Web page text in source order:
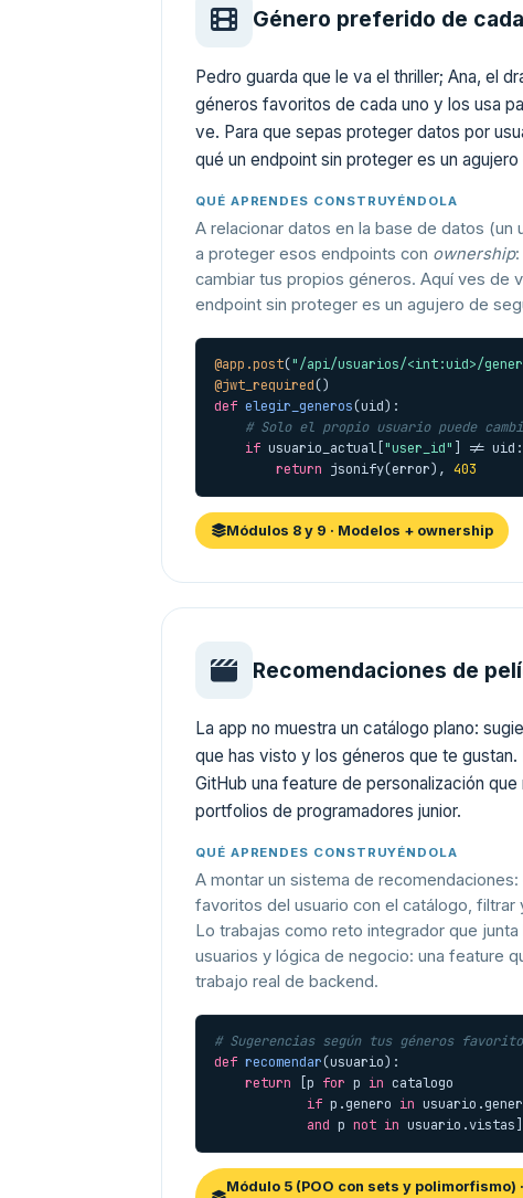
Género preferido de
Pedro guarda que le va el thriller; Ana, el
géneros favoritos de cada uno y los usa
ve. Para que sepas proteger datos por
qué un endpoint sin proteger es un agujero
QUÉ APRENDES CONSTRUYÉNDOLA
A relacionar datos en la base de datos (un
a proteger esos endpoints con ownership:
cambiar tus propios géneros. Aquí ves de
endpoint sin proteger es un agujero de
@app.post("/api/usuarios/<int:uid>/
@jwt_required
def elegir_generos(uid):
# Solo el propio usuario puede
if usuario_actual["user_id" ] != uid:
return jsonify(error), 403
Módulos 8 y 9 · Modelos + ownership
Recomendaciones de
La app no muestra un catálogo plano:
que has visto y los géneros que te gustan.
GitHub una feature de personalización
portfolios de programadores junior.
QUÉ APRENDES CONSTRUYÉNDOLA
A montar un sistema de
favoritos del usuario con el catálogo, filtrar
Lo trabajas como reto integrador que junta
usuarios y lógica de negocio: una feature
trabajo real de backend.
# Sugerencias según tus géneros
def recomendar(usuario):
return [p for p in catalogo
if p.genero in
and p not in usuario.vistas]
Módulo 5 (POO con sets y polimorfismo)